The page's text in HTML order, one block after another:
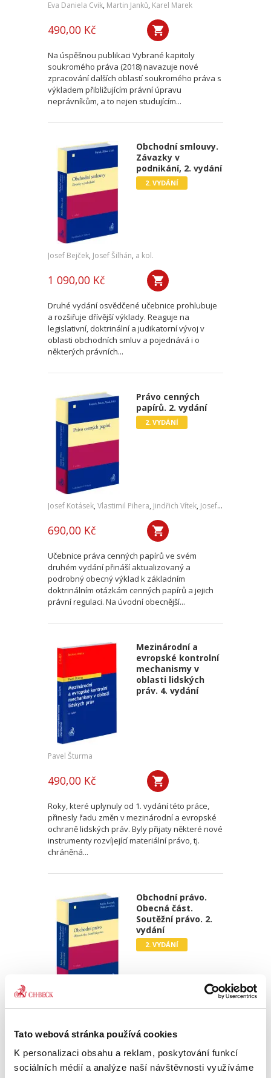
Tato webová stránka používá cookies
K personalizaci obsahu a reklam, poskytování funkcí
sociálních médií a analýze naší návštěvnosti využíváme
Eva Daniela Cvik, Martin Janků, Karel Marek
490,00 Kč
Na úspěšnou publikaci Vybrané kapitoly
soukromého práva (2018) navazuje nové
zpracování dalších oblastí soukromého práva s
výkladem přibližujícím právní úpravu
neprávníkům, a to nejen studujícím...
Obchodní smlouvy.
Závazky v
podnikání, 2. vydání
2. VYDÁNÍ
Josef Bejček, Josef Šilhán, a kol.
1 090,00 Kč
Druhé vydání osvědčené učebnice prohlubuje
a rozšiřuje dřívější výklady. Reaguje na
legislativní, doktrinální a judikatorní vývoj v
oblasti obchodních smluv a pojednává i o
některých právních...
Právo cenných
papírů. 2. vydání
2. VYDÁNÍ
Josef Kotásek, Vlastimil Pihera, Jindřich Vítek, Josef Kříž
690,00 Kč
Učebnice práva cenných papírů ve svém
druhém vydání přináší aktualizovaný a
podrobný obecný výklad k základním
doktrinálním otázkám cenných papírů a jejich
právní regulaci. Na úvodní obecnější...
Mezinárodní a
evropské kontrolní
mechanismy v
oblasti lidských
práv. 4. vydání
Pavel Šturma
490,00 Kč
Roky, které uplynuly od 1. vydání této práce,
přinesly řadu změn v mezinárodní a evropské
ochraně lidských práv. Byly přijaty některé nové
instrumenty rozvíjející materiální právo, tj.
chráněná...
Obchodní právo.
Obecná část.
Soutěžní právo. 2.
vydání
2. VYDÁNÍ
Josef Bejček,Josef Kotásek,Dana Ondrejová,a kol.
990,00 Kč
Druhé vydání učebnice „Obchodní právo.
Obecná část. Soutěžní právo“ pokračuje v